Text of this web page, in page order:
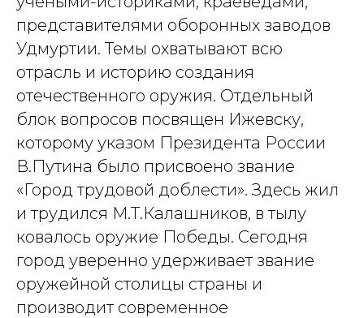
представителями оборонных заводов
Удмуртии. Темы охватывают всю
отрасль и историю создания
отечественного оружия. Отдельный
блок вопросов посвящен Ижевску,
которому указом Президента России
В.Путина было присвоено звание
«Город трудовой доблести». Здесь жил
и трудился М.Т.Калашников, в тылу
ковалось оружие Победы. Сегодня
город уверенно удерживает звание
оружейной столицы страны и
производит современное